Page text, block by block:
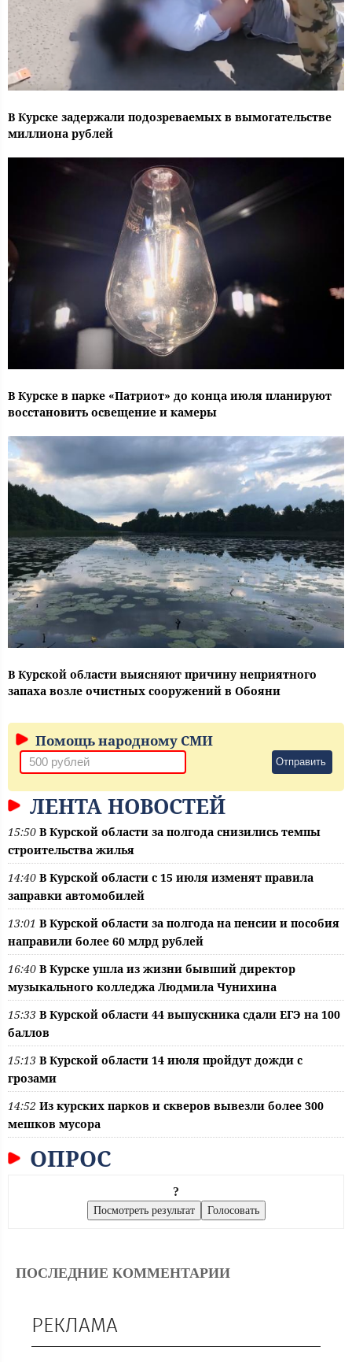
В Курске задержали подозреваемых в вымогательстве
миллиона рублей
В Курске в парке «Патриот» до конца июля планируют
восстановить освещение и камеры
В Курской области выясняют причину неприятного
запаха возле очистных сооружений в Обояни
Помощь народному СМИ
Отправить
ЛЕНТА НОВОСТЕЙ
15:50 В Курской области за полгода снизились темпы
строительства жилья
14:40 В Курской области с 15 июля изменят правила
заправки автомобилей
13:01 В Курской области за полгода на пенсии и пособия
направили более 60 млрд рублей
16:40 В Курске ушла из жизни бывший директор
музыкального колледжа Людмила Чунихина
15:33 В Курской области 44 выпускника сдали ЕГЭ на 100
баллов
15:13 В Курской области 14 июля пройдут дожди с
грозами
14:52 Из курских парков и скверов вывезли более 300
мешков мусора
ОПРОС
?
ПОСЛЕДНИЕ КОММЕНТАРИИ
РЕКЛАМА